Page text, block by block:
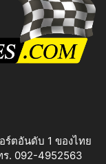
ร์ตอันดับ 1 ของไทย
. 092-4952563